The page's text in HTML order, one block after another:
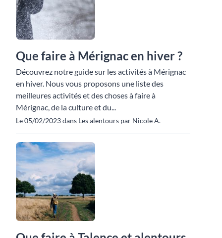
Que faire à Mérignac en hiver ?
Découvrez notre guide sur les activités à Mérignac
en hiver. Nous vous proposons une liste des
meilleures activités et des choses à faire à
Mérignac, de la culture et du...
Le 05/02/2023 dans Les alentours par Nicole A.